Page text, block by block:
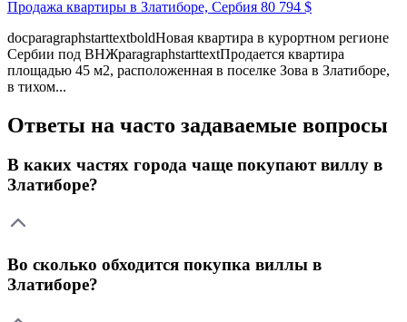
Продажа квартиры в Златиборе, Сербия 80 794 $
docparagraphstarttextboldНовая квартира в курортном регионе
Сербии под ВНЖparagraphstarttextПродается квартира
площадью 45 м2, расположенная в поселке Зова в Златиборе,
в тихом...
Ответы на часто задаваемые вопросы
В каких частях города чаще покупают виллу в
Златиборе?
Во сколько обходится покупка виллы в
Златиборе?